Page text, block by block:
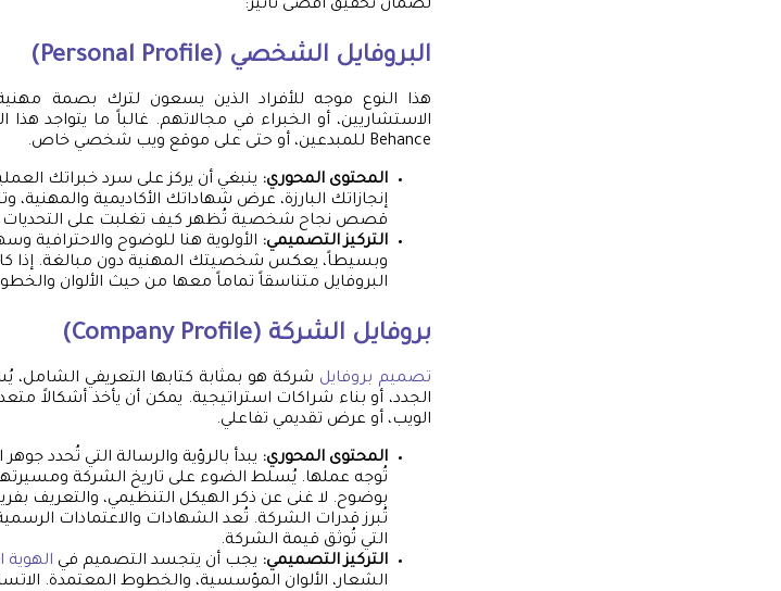
لضمان تحقيق أقصى تأثير:
البروفايل الشخصي (Personal Profile)
هذا النوع موجه للأفراد الذين يسعون لترك بصمة
Behance للمبدعين، أو حتى على موقع ويب شخصي خاص.
المحتوى المحوري: ينبغي أن يركز على سرد خبراتك
إنجازاتك البارزة، عرض شهاداتك الأكاديمية
قصص نجاح شخصية تُظهر كيف تغلبت على التحديات
التركيز التصميمي: الأولوية هنا للوضوح والاحترافية
وبسيطاً، يعكس شخصيتك المهنية دون مبالغة. إذا
البروفايل متناسقاً تماماً معها من حيث الألوان
بروفايل الشركة (Company Profile)
تصميم بروفايل شركة هو بمثابة كتابها التعريفي
الجدد، أو بناء شراكات استراتيجية. يمكن أن يأخذ
الويب، أو عرض تقديمي تفاعلي.
المحتوى المحوري: يبدأ بالرؤية والرسالة التي تُحدد
تُوجه عملها. يُسلط الضوء على تاريخ الشركة
بوضوح. لا غنى عن ذكر الهيكل التنظيمي، والتعريف
تُبرز قدرات الشركة. تُعد الشهادات والاعتمادات
التي تُوثق قيمة الشركة.
التركيز التصميمي: يجب أن يتجسد التصميم في الهوية
الشعار، الألوان المؤسسية، والخطوط المعتمدة.